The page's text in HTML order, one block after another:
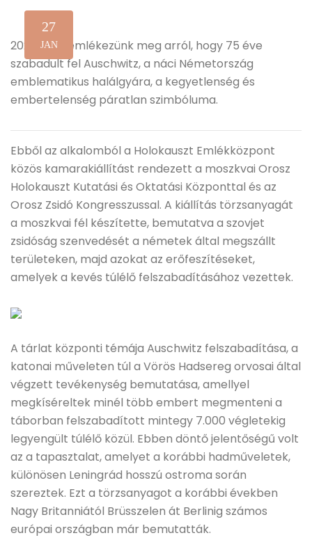
27
JAN
2020-ban emlékezünk meg arról, hogy 75 éve
szabadult fel Auschwitz, a náci Németország
emblematikus halálgyára, a kegyetlenség és
embertelenség páratlan szimbóluma.
Ebből az alkalomból a Holokauszt Emlékközpont
közös kamarakiállítást rendezett a moszkvai Orosz
Holokauszt Kutatási és Oktatási Központtal és az
Orosz Zsidó Kongresszussal. A kiállítás törzsanyagát
a moszkvai fél készítette, bemutatva a szovjet
zsidóság szenvedését a németek által megszállt
területeken, majd azokat az erőfeszítéseket,
amelyek a kevés túlélő felszabadításához vezettek.
A tárlat központi témája Auschwitz felszabadítása, a
katonai műveleten túl a Vörös Hadsereg orvosai által
végzett tevékenység bemutatása, amellyel
megkíséreltek minél több embert megmenteni a
táborban felszabadított mintegy 7.000 végletekig
legyengült túlélő közül. Ebben döntő jelentőségű volt
az a tapasztalat, amelyet a korábbi hadműveletek,
különösen Leningrád hosszú ostroma során
szereztek. Ezt a törzsanyagot a korábbi években
Nagy Britanniától Brüsszelen át Berlinig számos
európai országban már bemutatták.